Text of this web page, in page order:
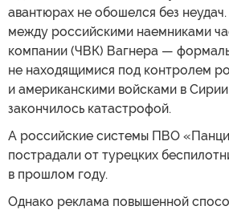
авантюрах не обошелся без
между российскими наемниками
компании (ЧВК) Вагнера —
не находящимися под контролем
и американскими войсками в
закончилось катастрофой.
А российские системы ПВО
пострадали от турецких
в прошлом году.
Однако реклама повышенной